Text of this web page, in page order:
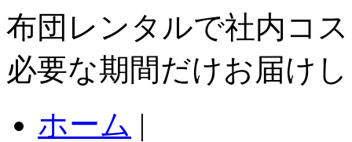
布団レンタルで社内コ
必要な期間だけお届け
ホーム |